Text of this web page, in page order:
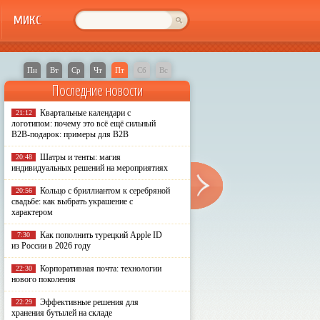
МИКС
Пн Вт Ср Чт Пт Сб Вс
Последние новости
21:12
Квартальные календари с
логотипом: почему это всё ещё сильный
B2B-подарок: примеры для B2B
20:48
Шатры и тенты: магия
индивидуальных решений на мероприятиях
20:56
Кольцо с бриллиантом к серебряной
свадьбе: как выбрать украшение с
характером
7:30
Как пополнить турецкий Apple ID
из России в 2026 году
22:30
Корпоративная почта: технологии
нового поколения
22:29
Эффективные решения для
хранения бутылей на складе